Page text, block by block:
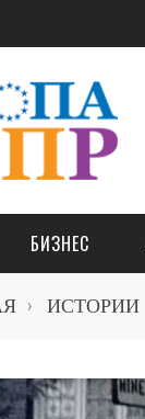
БИЗНЕС
› ИСТОРИИ